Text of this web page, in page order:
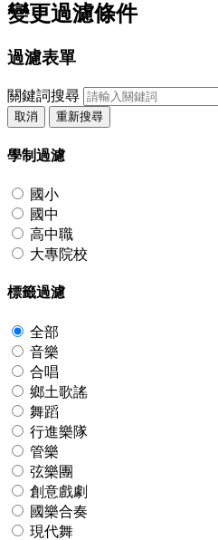
變更過濾條件
過濾表單
關鍵詞搜尋
取消 重新搜尋
學制過濾
國小
國中
高中職
大專院校
標籤過濾
全部
音樂
合唱
鄉土歌謠
舞蹈
行進樂隊
管樂
弦樂團
創意戲劇
國樂合奏
現代舞